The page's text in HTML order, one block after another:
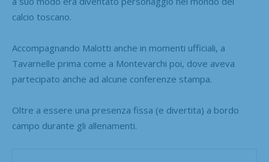
calcio toscano.
Accompagnando Malotti anche in momenti ufficiali, a
Tavarnelle prima come a Montevarchi poi, dove aveva
partecipato anche ad alcune conferenze stampa.
Oltre a essere una presenza fissa (e divertita) a bordo
campo durante gli allenamenti.